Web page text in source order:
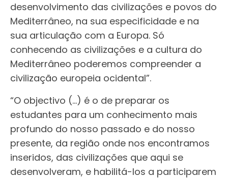
desenvolvimento das civilizações e povos do
Mediterrâneo, na sua especificidade e na
sua articulação com a Europa. Só
conhecendo as civilizações e a cultura do
Mediterrâneo poderemos compreender a
civilização europeia ocidental”.
“O objectivo (…) é o de preparar os
estudantes para um conhecimento mais
profundo do nosso passado e do nosso
presente, da região onde nos encontramos
inseridos, das civilizações que aqui se
desenvolveram, e habilitá-los a participarem